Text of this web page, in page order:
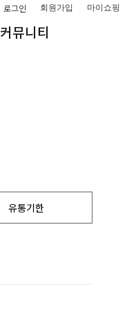
커뮤니티
로그인 회원가입 마이쇼핑
유통기한